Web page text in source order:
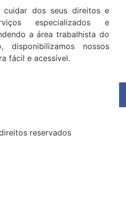
cuidar dos seus direitos e
especializados e
a área trabalhista do
disponibilizamos nossos
fácil e acessível.
reservados